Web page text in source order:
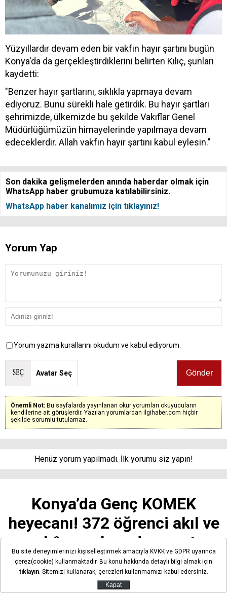
Yüzyıllardır devam eden bir vakfın hayır şartını bugün
Konya'da da gerçekleştirdiklerini belirten Kılıç, şunları
kaydetti:
"Benzer hayır şartlarını, sıklıkla yapmaya devam
ediyoruz. Bunu sürekli hale getirdik. Bu hayır şartları
şehrimizde, ülkemizde bu şekilde Vakıflar Genel
Müdürlüğümüzün himayelerinde yapılmaya devam
edeceklerdir. Allah vakfın hayır şartını kabul eylesin."
Son dakika gelişmelerden anında haberdar olmak için
WhatsApp haber grubumuza katılabilirsiniz.
WhatsApp haber kanalımız için tıklayınız!
Yorum Yap
Yorum yazma kurallarını okudum ve kabul ediyorum.
Avatar Seç
Önemli Not: Bu sayfalarda yayınlanan okur yorumları okuyucuların
kendilerine ait görüşlerdir. Yazılan yorumlardan ilgihaber.com hiçbir
şekilde sorumlu tutulamaz.
Henüz yorum yapılmadı. İlk yorumu siz yapın!
Konya’da Genç KOMEK
heyecanı! 372 öğrenci akıl ve
zekâ oyunlarında yarıştı
Bu site deneyimlerinizi kişiselleştirmek amacıyla KVKK ve GDPR uyarınca
çerez(cookie) kullanmaktadır. Bu konu hakkında detaylı bilgi almak için
tıklayın. Sitemizi kullanarak, çerezleri kullanmamızı kabul edersiniz.
Kapat